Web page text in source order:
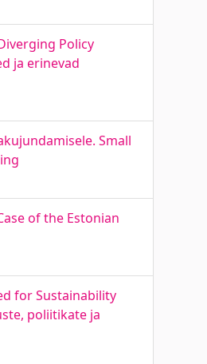
Policy
ja erinevad
Small
of the Estonian
for Sustainability
poliitikate ja